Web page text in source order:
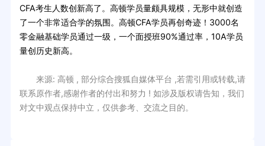
CFA考生人数创新高了。高顿学员量颇具规模，无形中就创造
了一个非常适合学的氛围。高顿CFA学员再创奇迹！3000名
零金融基础学员通过一级，一个面授班90%通过率，10A学员
量创历史新高。
来源: 高顿 , 部分综合搜狐自媒体平台 ,若需引用或转载,请
联系原作者,感谢作者的付出和努力 ! 如涉及版权请告知，我们
对文中观点保持中立，仅供参考、交流之目的。